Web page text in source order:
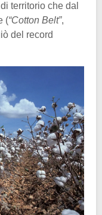
territorio che dal
(“Cotton Belt”,
del record